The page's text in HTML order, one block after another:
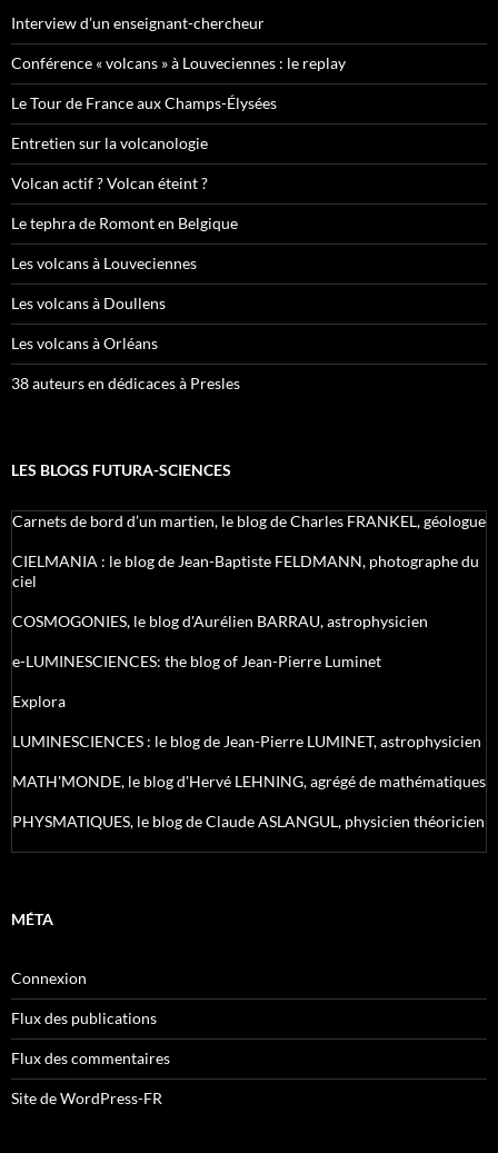
Interview d’un enseignant-chercheur
Conférence « volcans » à Louveciennes : le replay
Le Tour de France aux Champs-Élysées
Entretien sur la volcanologie
Volcan actif ? Volcan éteint ?
Le tephra de Romont en Belgique
Les volcans à Louveciennes
Les volcans à Doullens
Les volcans à Orléans
38 auteurs en dédicaces à Presles
LES BLOGS FUTURA-SCIENCES
Carnets de bord d’un martien, le blog de Charles FRANKEL, géologue
CIELMANIA : le blog de Jean-Baptiste FELDMANN, photographe du
ciel
COSMOGONIES, le blog d'Aurélien BARRAU, astrophysicien
e-LUMINESCIENCES: the blog of Jean-Pierre Luminet
Explora
LUMINESCIENCES : le blog de Jean-Pierre LUMINET, astrophysicien
MATH'MONDE, le blog d'Hervé LEHNING, agrégé de mathématiques
PHYSMATIQUES, le blog de Claude ASLANGUL, physicien théoricien
MÉTA
Connexion
Flux des publications
Flux des commentaires
Site de WordPress-FR